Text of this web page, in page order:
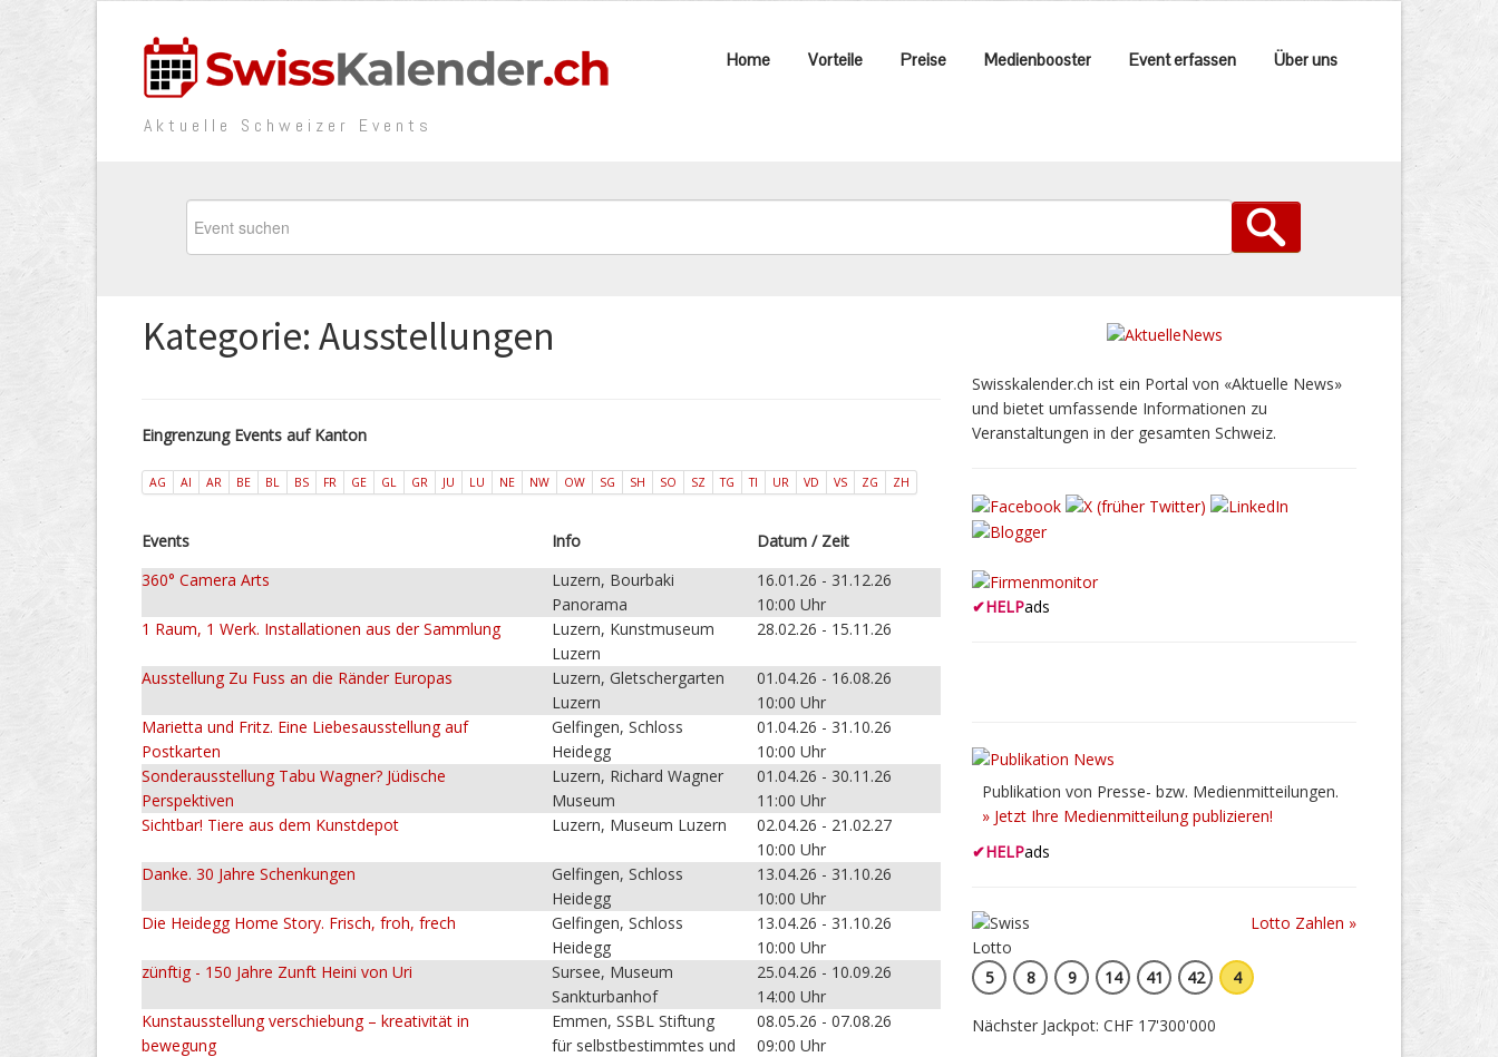
Aktuelle Schweizer Events
Home Vorteile Preise Medienbooster Event erfassen Über uns
Kategorie: Ausstellungen
Eingrenzung Events auf Kanton
AG AI AR BE BL BS FR GE GL GR JU LU NE NW OW SG SH SO SZ TG TI UR VD VS ZG ZH
Events Info
Datum / Zeit
360° Camera Arts
Luzern, Bourbaki
Panorama
16.01.26 - 31.12.26
10:00 Uhr
1 Raum, 1 Werk. Installationen aus der Sammlung
Luzern, Kunstmuseum
Luzern
28.02.26 - 15.11.26
Ausstellung Zu Fuss an die Ränder Europas
Luzern, Gletschergarten
Luzern
01.04.26 - 16.08.26
10:00 Uhr
Marietta und Fritz. Eine Liebesausstellung auf
Postkarten
Gelfingen, Schloss
Heidegg
01.04.26 - 31.10.26
10:00 Uhr
Sonderausstellung Tabu Wagner? Jüdische
Perspektiven
Luzern, Richard Wagner
Museum
01.04.26 - 30.11.26
11:00 Uhr
Sichtbar! Tiere aus dem Kunstdepot
Luzern, Museum Luzern
02.04.26 - 21.02.27
10:00 Uhr
Danke. 30 Jahre Schenkungen
Gelfingen, Schloss
Heidegg
13.04.26 - 31.10.26
10:00 Uhr
Die Heidegg Home Story. Frisch, froh, frech
Gelfingen, Schloss
Heidegg
13.04.26 - 31.10.26
10:00 Uhr
zünftig - 150 Jahre Zunft Heini von Uri
Sursee, Museum
Sankturbanhof
25.04.26 - 10.09.26
14:00 Uhr
Kunstausstellung verschiebung – kreativität in
bewegung
Emmen, SSBL Stiftung
für selbstbestimmtes und
08.05.26 - 07.08.26
09:00 Uhr
Swisskalender.ch ist ein Portal von «Aktuelle News»
und bietet umfassende Informationen zu
Veranstaltungen in der gesamten Schweiz.
✔HELPads
Publikation von Presse- bzw. Medienmitteilungen.
» Jetzt Ihre Medienmitteilung publizieren!
✔HELPads
Lotto Zahlen »
5 8 9 14 41 42 4
Nächster Jackpot: CHF 17'300'000